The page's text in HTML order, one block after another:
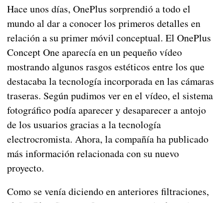
Hace unos días, OnePlus sorprendió a todo el
mundo al dar a conocer los primeros detalles en
relación a su primer móvil conceptual. El OnePlus
Concept One aparecía en un pequeño vídeo
mostrando algunos rasgos estéticos entre los que
destacaba la tecnología incorporada en las cámaras
traseras. Según pudimos ver en el vídeo, el sistema
fotográfico podía aparecer y desaparecer a antojo
de los usuarios gracias a la tecnología
electrocromista. Ahora, la compañía ha publicado
más información relacionada con su nuevo
proyecto.
Como se venía diciendo en anteriores filtraciones,